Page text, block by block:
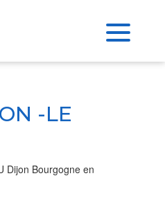
-LE
Dijon Bourgogneen